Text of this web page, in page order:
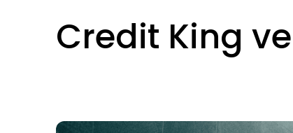
Credit King